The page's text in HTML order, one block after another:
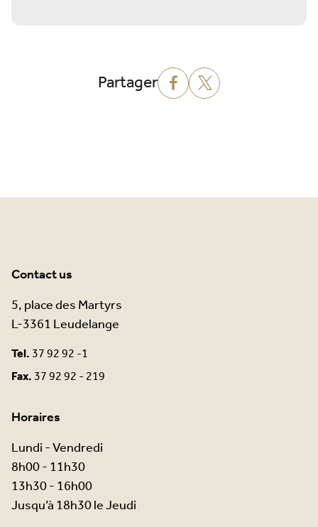
Partager
Contact us
5, place des Martyrs
L-3361 Leudelange
Tel.37 92 92 -1
Fax.37 92 92 - 219
Horaires
Lundi - Vendredi
8h00 - 11h30
13h30 - 16h00
Jusqu’à 18h30 le Jeudi